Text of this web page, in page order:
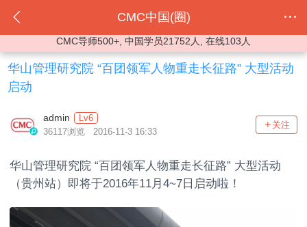
CMC中国(圈)
CMC导师500+, 中国学员21752人, 在线103人
华山管理研究院 “百团领军人物重走长征路” 大型活动
启动
admin
Lv6
36117浏览 2016-11-3 16:33
关注
华山管理研究院 “百团领军人物重走长征路” 大型活动
（贵州站）即将于2016年11月4~7日启动啦！